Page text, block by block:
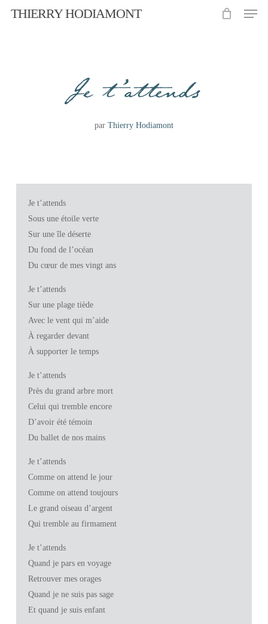
THIERRY HODIAMONT Menu
Je t’attends
par Thierry Hodiamont
Je t’attends
Sous une étoile verte
Sur une île déserte
Du fond de l’océan
Du cœur de mes vingt ans
Je t’attends
Sur une plage tiède
Avec le vent qui m’aide
À regarder devant
À supporter le temps
Je t’attends
Près du grand arbre mort
Celui qui tremble encore
D’avoir été témoin
Du ballet de nos mains
Je t’attends
Comme on attend le jour
Comme on attend toujours
Le grand oiseau d’argent
Qui tremble au firmament
Je t’attends
Quand je pars en voyage
Retrouver mes orages
Quand je ne suis pas sage
Et quand je suis enfant